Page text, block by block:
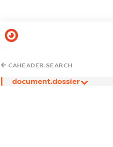
CAHEADER.SEARCH
document.dossier